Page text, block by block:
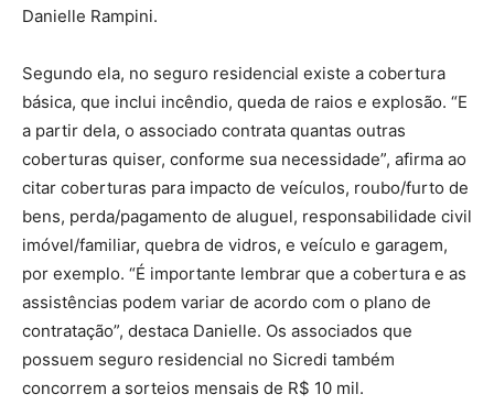
Danielle Rampini.
Segundo ela, no seguro residencial existe a cobertura
básica, que inclui incêndio, queda de raios e explosão. “E
a partir dela, o associado contrata quantas outras
coberturas quiser, conforme sua necessidade”, afirma ao
citar coberturas para impacto de veículos, roubo/furto de
bens, perda/pagamento de aluguel, responsabilidade civil
imóvel/familiar, quebra de vidros, e veículo e garagem,
por exemplo. “É importante lembrar que a cobertura e as
assistências podem variar de acordo com o plano de
contratação”, destaca Danielle. Os associados que
possuem seguro residencial no Sicredi também
concorrem a sorteios mensais de R$ 10 mil.